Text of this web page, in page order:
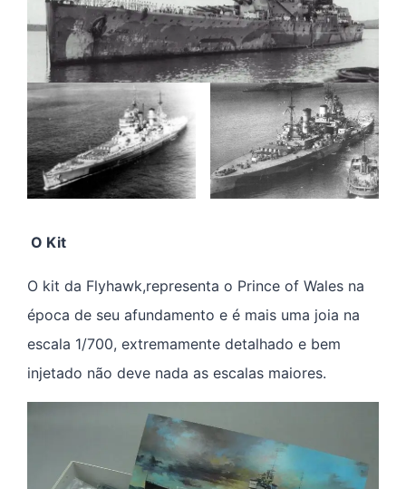
O Kit
O kit da Flyhawk,representa o Prince of Wales na
época de seu afundamento e é mais uma joia na
escala 1/700, extremamente detalhado e bem
injetado não deve nada as escalas maiores.